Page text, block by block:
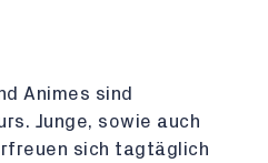
Animes sind
Junge, sowie auch
sich tagtäglich